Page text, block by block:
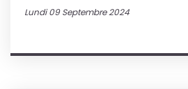
Lundi 09 Septembre 2024